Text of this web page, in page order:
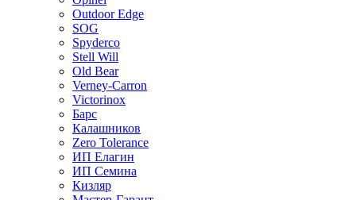
Outdoor Edge
SOG
Spyderco
Stell Will
Old Bear
Verney-Carron
Victorinox
Барс
Калашников
Zero Tolerance
ИП Елагин
ИП Семина
Кизляр